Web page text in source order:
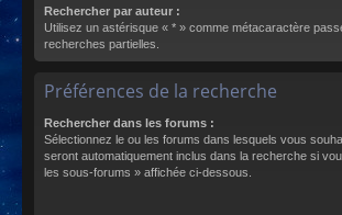
Rechercher par auteur :
Utilisez un astérisque « * » comme métacaractère
recherches partielles.
Préférences de la recherche
Rechercher dans les forums :
Sélectionnez le ou les forums dans lesquels vous
seront automatiquement inclus dans la recherche si
les sous-forums » affichée ci-dessous.